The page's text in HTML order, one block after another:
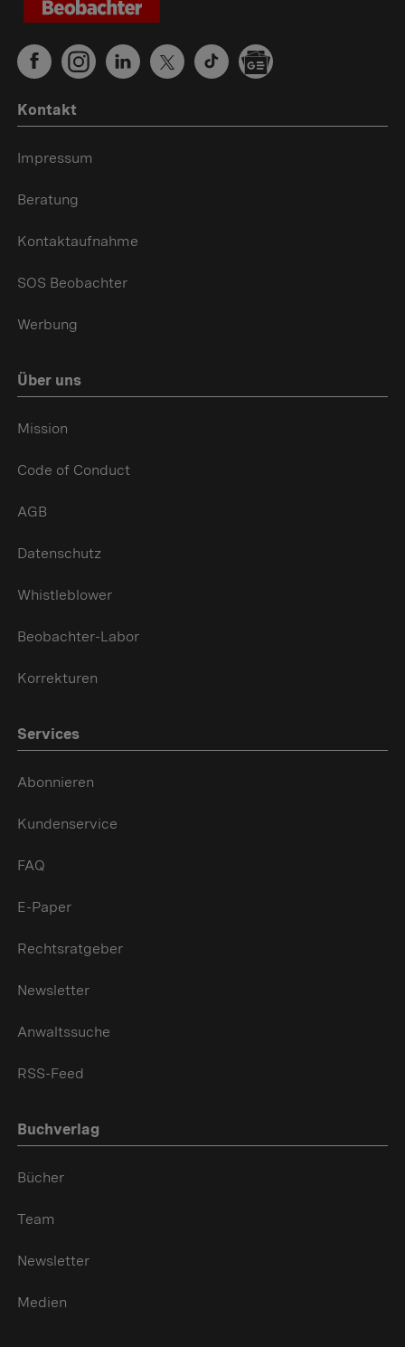
Kontakt
Impressum
Beratung
Kontaktaufnahme
SOS Beobachter
Werbung
Über uns
Mission
Code of Conduct
AGB
Datenschutz
Whistleblower
Beobachter-Labor
Korrekturen
Services
Abonnieren
Kundenservice
FAQ
E-Paper
Rechtsratgeber
Newsletter
Anwaltssuche
RSS-Feed
Buchverlag
Bücher
Team
Newsletter
Medien